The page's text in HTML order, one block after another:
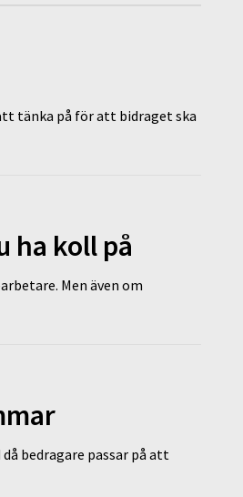
tänka på för att bidraget ska
ha koll på
Men även om
bedragare passar på att